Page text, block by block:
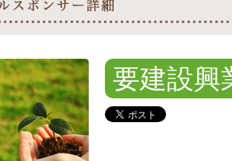
要建設興